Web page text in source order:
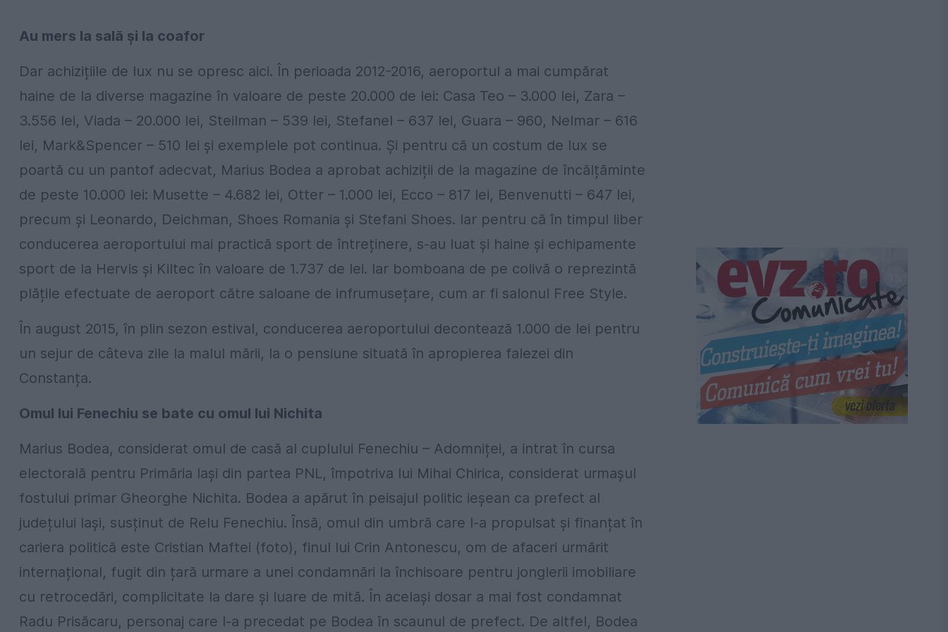
Au mers la sală și la coafor
Dar achizițiile de lux nu se opresc aici. În perioada 2012-2016, aeroportul a mai cumpărat
haine de la diverse magazine în valoare de peste 20.000 de lei: Casa Teo – 3.000 lei, Zara –
3.556 lei, Viada – 20.000 lei, Steilman – 539 lei, Stefanel – 637 lei, Guara – 960, Nelmar – 616
lei, Mark&Spencer – 510 lei și exemplele pot continua. Și pentru că un costum de lux se
poartă cu un pantof adecvat, Marius Bodea a aprobat achiziții de la magazine de încălțăminte
de peste 10.000 lei: Musette – 4.682 lei, Otter – 1.000 lei, Ecco – 817 lei, Benvenutti – 647 lei,
precum și Leonardo, Deichman, Shoes Romania și Stefani Shoes. Iar pentru că în timpul liber
conducerea aeroportului mai practică sport de întreținere, s-au luat și haine și echipamente
sport de la Hervis și Kiltec în valoare de 1.737 de lei. Iar bomboana de pe colivă o reprezintă
plățile efectuate de aeroport către saloane de infrumusețare, cum ar fi salonul Free Style.
În august 2015, în plin sezon estival, conducerea aeroportului decontează 1.000 de lei pentru
un sejur de câteva zile la malul mării, la o pensiune situată în apropierea falezei din
Constanța.
Omul lui Fenechiu se bate cu omul lui Nichita
Marius Bodea, considerat omul de casă al cuplului Fenechiu – Adomniței, a intrat în cursa
electorală pentru Primăria Iași din partea PNL, împotriva lui Mihai Chirica, considerat urmașul
fostului primar Gheorghe Nichita. Bodea a apărut în peisajul politic ieșean ca prefect al
județului Iași, susținut de Relu Fenechiu. Însă, omul din umbră care l-a propulsat și finanțat în
cariera politică este Cristian Maftei (foto), finul lui Crin Antonescu, om de afaceri urmărit
internațional, fugit din țară urmare a unei condamnări la închisoare pentru jonglerii imobiliare
cu retrocedări, complicitate la dare și luare de mită. În același dosar a mai fost condamnat
Radu Prisăcaru, personaj care l-a precedat pe Bodea în scaunul de prefect. De altfel, Bodea